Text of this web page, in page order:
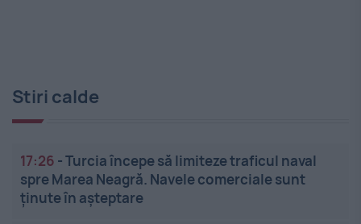
Stiri calde
17:26 -Turcia începe să limiteze traficul naval
spre Marea Neagră. Navele comerciale sunt
ținute în așteptare